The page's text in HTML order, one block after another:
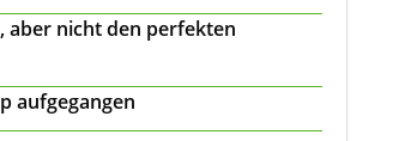
aber nicht den perfekten
aufgegangen